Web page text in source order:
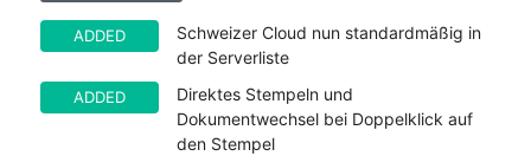
ADDED
Schweizer Cloud nun standardmäßig in
der Serverliste
ADDED
Direktes Stempeln und
Dokumentwechsel bei Doppelklick auf
den Stempel